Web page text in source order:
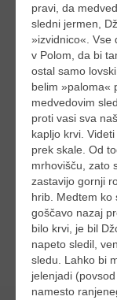
pravi, da
sledni jermen,
»izvidnico«. Vse
v Polom, da bi
ostal samo
belim »paloma«
medvedovim
proti vasi sva
kapljo krvi.
prek skale. Od
mrhovišču, zato
zastavijo gornji
hrib. Medtem ko
goščavo nazaj
bilo krvi, je bil
napeto sledil,
sledu. Lahko bi
jelenjadi
namesto